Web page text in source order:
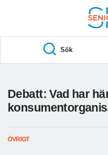
S
A
Sök
Debatt: Vad har
ÖVRIGT